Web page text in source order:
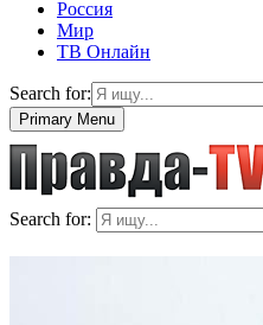
Россия
Мир
ТВ Онлайн
Search for:
Primary Menu
Search for: